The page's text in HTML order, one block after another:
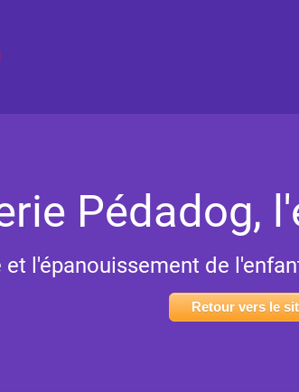
Pédadog,
et l'épanouissement de
Retour vers le